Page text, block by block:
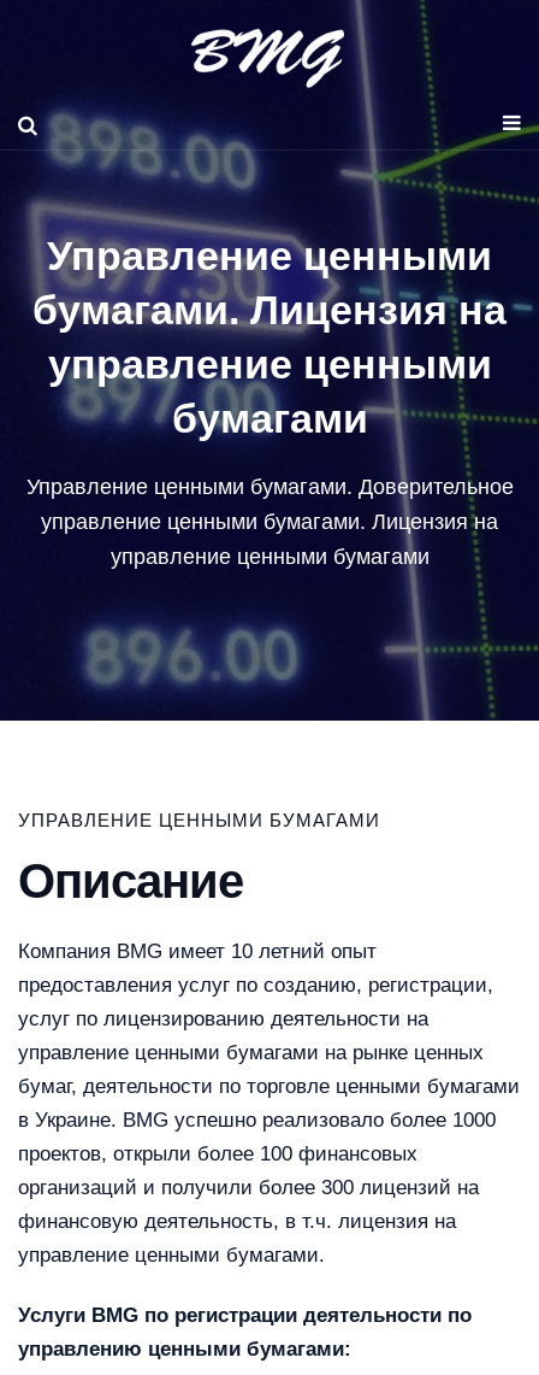
Управление ценными
бумагами. Лицензия на
управление ценными
бумагами
Управление ценными бумагами. Доверительное
управление ценными бумагами. Лицензия на
управление ценными бумагами
УПРАВЛЕНИЕ ЦЕННЫМИ БУМАГАМИ
Описание
Компания BMG имеет 10 летний опыт
предоставления услуг по созданию, регистрации,
услуг по лицензированию деятельности на
управление ценными бумагами на рынке ценных
бумаг, деятельности по торговле ценными бумагами
в Украине. BMG успешно реализовало более 1000
проектов, открыли более 100 финансовых
организаций и получили более 300 лицензий на
финансовую деятельность, в т.ч. лицензия на
управление ценными бумагами.
Услуги BMG по регистрации деятельности по
управлению ценными бумагами: